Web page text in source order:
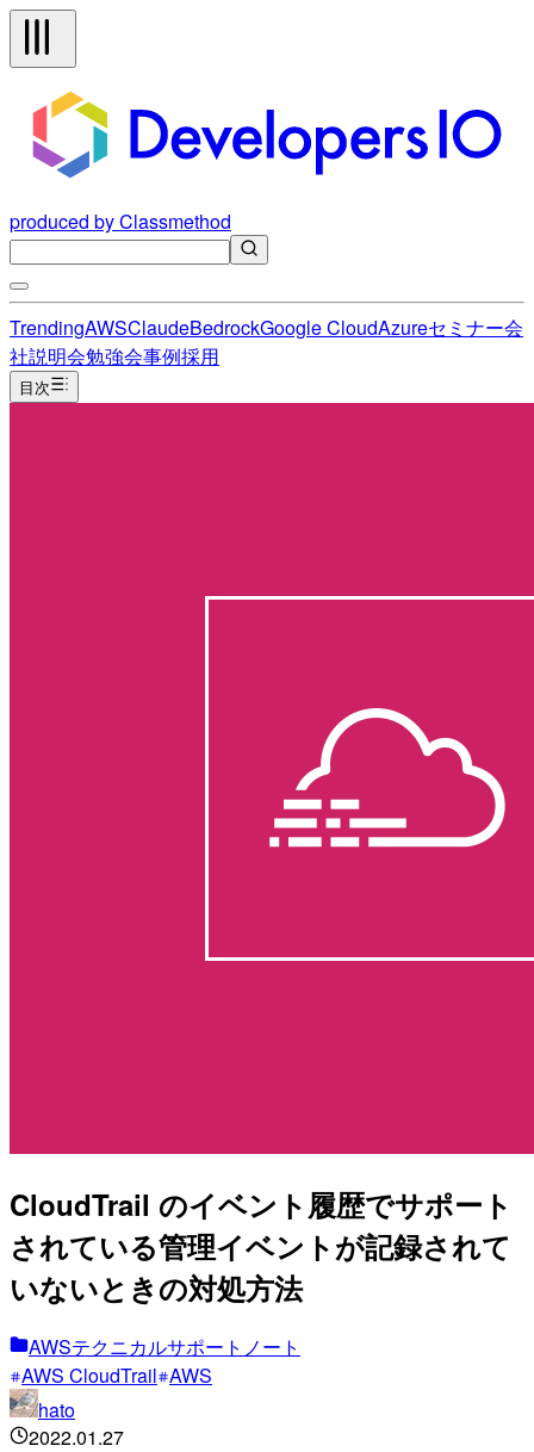
produced by Classmethod
TrendingAWSClaudeBedrockGoogle CloudAzureセミナー会
社説明会勉強会事例採用
目次
CloudTrail のイベント履歴でサポート
されている管理イベントが記録されて
いないときの対処方法
AWSテクニカルサポートノート
AWS CloudTrail AWS
hato
2022.01.27